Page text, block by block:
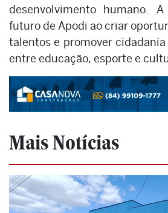
desenvolvimento humano.
futuro de Apodi ao criar
talentos e promover
entre educação, esporte e
Mais Notícias